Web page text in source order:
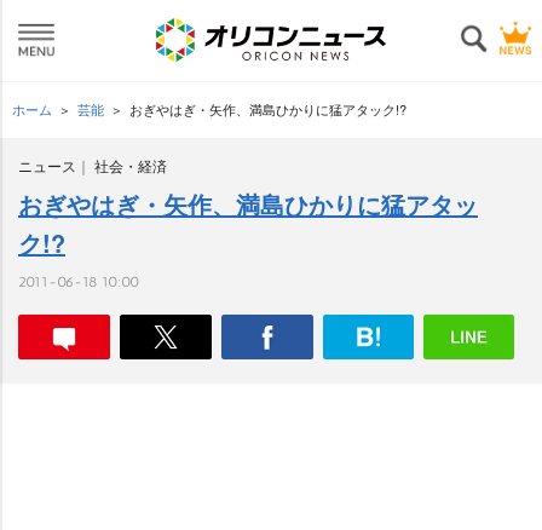
ホーム 芸能 おぎやはぎ・矢作、満島ひかりに猛アタック!?
ニュース 社会・経済
おぎやはぎ・矢作、満島ひかりに猛アタッ
ク!?
2011-06-18 10:00